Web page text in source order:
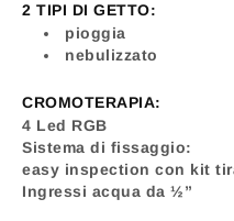
2 TIPI DI GETTO:
pioggia
nebulizzato
CROMOTERAPIA:
4 Led RGB
Sistema di fissaggio:
easy inspection con kit
Ingressi acqua da ½”